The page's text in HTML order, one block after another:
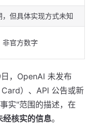
，但具体实现方式未知
非官方数字
，OpenAI 未发布
）、API 公告或新
实"范围的描述，在
经核实的信息。